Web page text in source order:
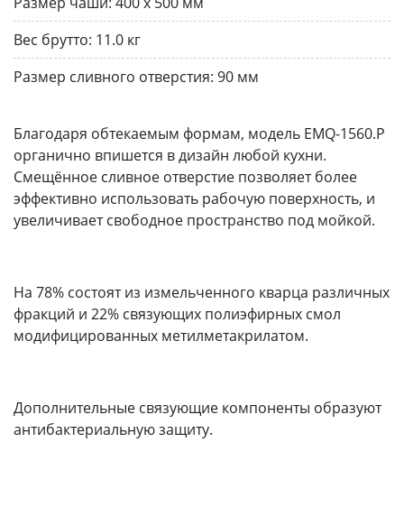
Вес брутто: 11.0 кг
Размер сливного отверстия: 90 мм
Благодаря обтекаемым формам, модель EMQ-1560.P
органично впишется в дизайн любой кухни.
Смещённое сливное отверстие позволяет более
эффективно использовать рабочую поверхность, и
увеличивает свободное пространство под мойкой.
На 78% состоят из измельченного кварца различных
фракций и 22% связующих полиэфирных смол
модифицированных метилметакрилатом.
Дополнительные связующие компоненты образуют
антибактериальную защиту.